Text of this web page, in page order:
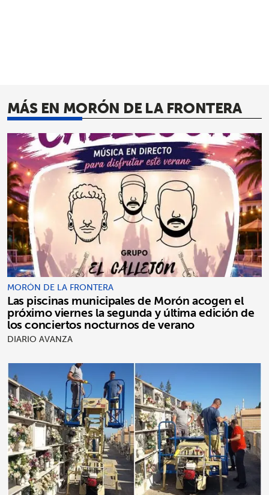
MÁS EN MORÓN DE LA FRONTERA
MORÓN DE LA FRONTERA
Las piscinas municipales de Morón acogen el
próximo viernes la segunda y última edición de
los conciertos nocturnos de verano
DIARIO AVANZA